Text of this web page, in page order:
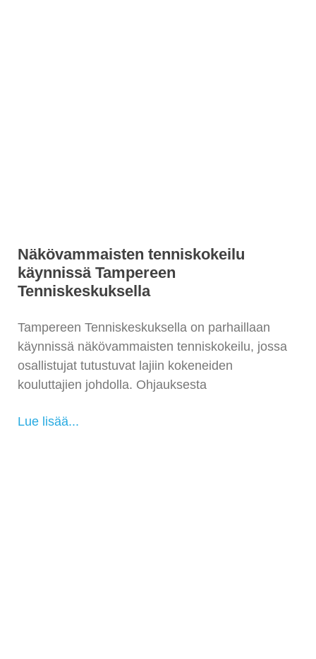
Näkövammaisten tenniskokeilu
käynnissä Tampereen
Tenniskeskuksella
Tampereen Tenniskeskuksella on parhaillaan
käynnissä näkövammaisten tenniskokeilu, jossa
osallistujat tutustuvat lajiin kokeneiden
kouluttajien johdolla. Ohjauksesta
Lue lisää...